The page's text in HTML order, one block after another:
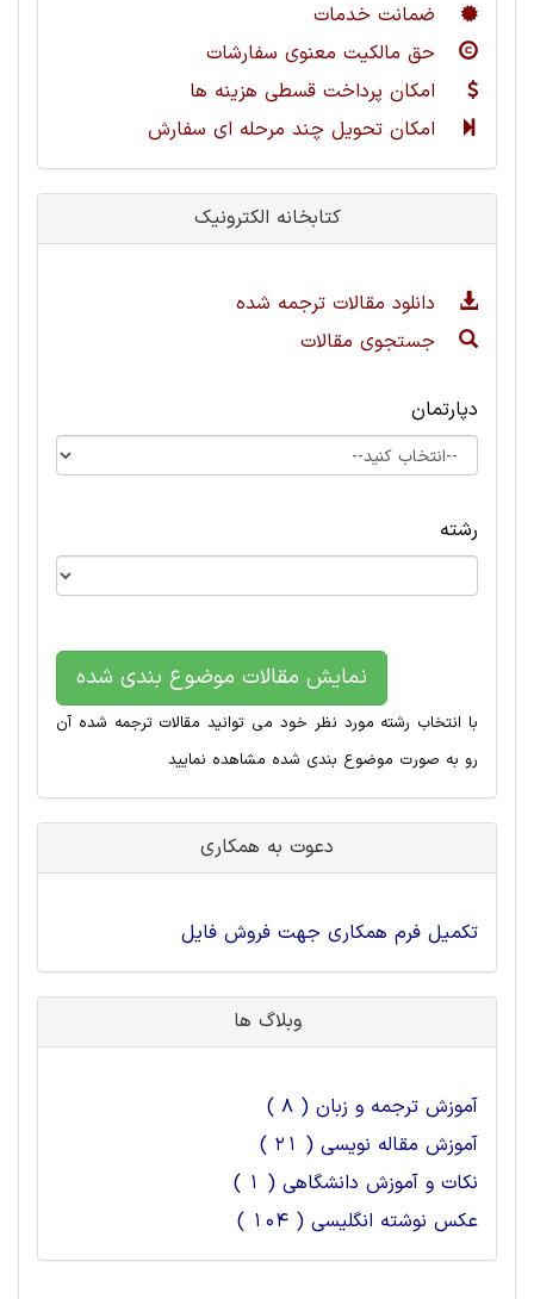
ضمانت خدمات
حق مالکیت معنوی سفارشات
امکان پرداخت قسطی هزینه ها
امکان تحویل چند مرحله ای سفارش
کتابخانه الکترونیک
دانلود مقالات ترجمه شده
جستجوی مقالات
دپارتمان
رشته
نمایش مقالات موضوع بندی شده
با انتخاب رشته مورد نظر خود می توانید مقالات ترجمه شده آن
رو به صورت موضوع بندی شده مشاهده نمایید
دعوت به همکاری
تکمیل فرم همکاری جهت فروش فایل
وبلاگ ها
آموزش ترجمه و زبان ( 8 )
آموزش مقاله نویسی ( 21 )
نکات و آموزش دانشگاهی ( 1 )
عکس نوشته انگلیسی ( 104 )